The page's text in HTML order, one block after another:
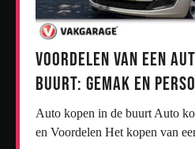
Voordelen van een
Buurt: Gemak en
Auto kopen in de buurt Auto kopen in de buurt: Gemak
en Voordelen Het kopen van